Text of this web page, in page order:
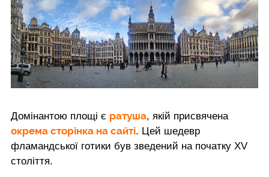
Домінантою площі є ратуша, якій присвячена
окрема сторінка на сайті. Цей шедевр
фламандської готики був зведений на початку XV
століття.